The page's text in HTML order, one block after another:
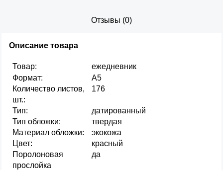
Отзывы (0)
Описание товара
Товар:
ежедневник
Формат:
А5
Количество листов,
шт.:
176
Тип:
датированный
Тип обложки:
твердая
Материал обложки:
экокожа
Цвет:
красный
Поролоновая
прослойка
да